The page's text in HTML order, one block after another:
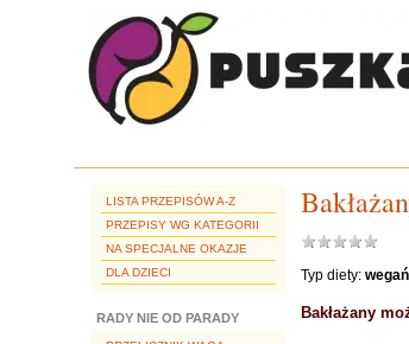
LISTA PRZEPISÓW A-Z
PRZEPISY WG KATEGORII
NA SPECJALNE OKAZJE
DLA DZIECI
RADY NIE OD PARADY
Typ diety:
Bakłażany